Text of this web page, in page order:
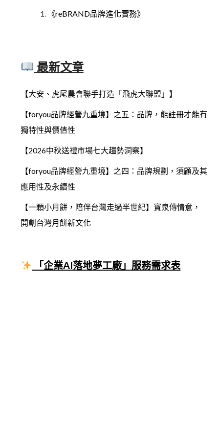
《reBRAND品牌進化實務》
最新文章
【大安、虎尾農會聯手打造「飛虎大聯盟」】
【foryou品牌經營九重境】之五：品牌，能註冊才能有
獨特性與價值性
【2026中秋送禮市場七大趨勢洞察】
【foryou品牌經營九重境】之四：品牌規劃，須顧及其
應用性及永續性
【一顆小月餅，陪伴台灣走過半世紀】寶泉傳情意，
開創台灣月餅新文化
「企業AI落地夢工廠」服務需求表